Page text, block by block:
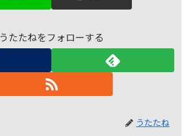
うたたねをフォローする
うたたね